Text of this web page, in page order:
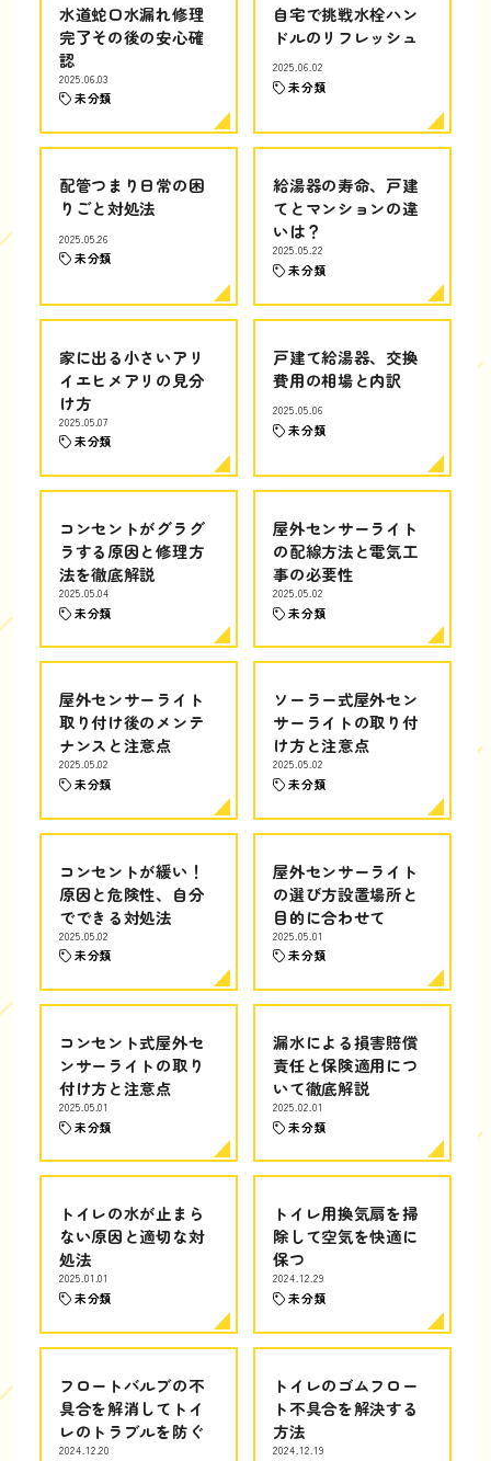
水道蛇口水漏れ修理
完了その後の安心確
認
2025.06.03
未分類
自宅で挑戦水栓ハン
ドルのリフレッシュ
2025.06.02
未分類
配管つまり日常の困
りごと対処法
2025.05.26
未分類
給湯器の寿命、戸建
てとマンションの違
いは？
2025.05.22
未分類
家に出る小さいアリ
イエヒメアリの見分
け方
2025.05.07
未分類
戸建て給湯器、交換
費用の相場と内訳
2025.05.06
未分類
コンセントがグラグ
ラする原因と修理方
法を徹底解説
2025.05.04
未分類
屋外センサーライト
の配線方法と電気工
事の必要性
2025.05.02
未分類
屋外センサーライト
取り付け後のメンテ
ナンスと注意点
2025.05.02
未分類
ソーラー式屋外セン
サーライトの取り付
け方と注意点
2025.05.02
未分類
コンセントが緩い！
原因と危険性、自分
でできる対処法
2025.05.02
未分類
屋外センサーライト
の選び方設置場所と
目的に合わせて
2025.05.01
未分類
コンセント式屋外セ
ンサーライトの取り
付け方と注意点
2025.05.01
未分類
漏水による損害賠償
責任と保険適用につ
いて徹底解説
2025.02.01
未分類
トイレの水が止まら
ない原因と適切な対
処法
2025.01.01
未分類
トイレ用換気扇を掃
除して空気を快適に
保つ
2024.12.29
未分類
フロートバルブの不
具合を解消してトイ
レのトラブルを防ぐ
2024.12.20
トイレのゴムフロー
ト不具合を解決する
方法
2024.12.19